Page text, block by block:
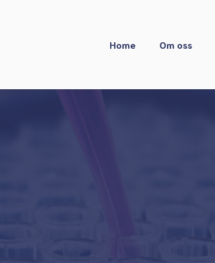
Home Om oss